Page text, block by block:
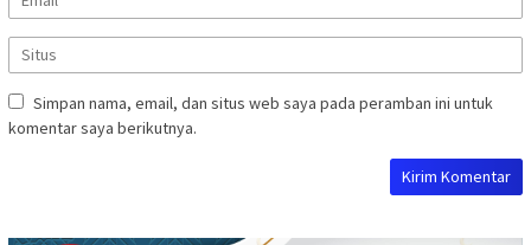
Simpan nama, email, dan situs web saya pada peramban ini untuk
komentar saya berikutnya.